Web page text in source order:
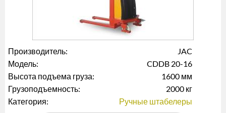
Производитель:
JAC
Модель:
CDDB 20-16
Высота подъема груза:
1600 мм
Грузоподъемность:
2000 кг
Категория:
Ручные штабелеры